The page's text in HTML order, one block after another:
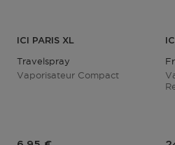
ICI PARIS XL
Travelspray
Vaporisateur Compact